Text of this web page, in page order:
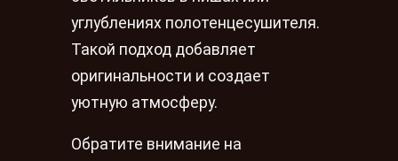
углублениях полотенцесушителя.
Такой подход добавляет
оригинальности и создает
уютную атмосферу.
Обратите внимание на